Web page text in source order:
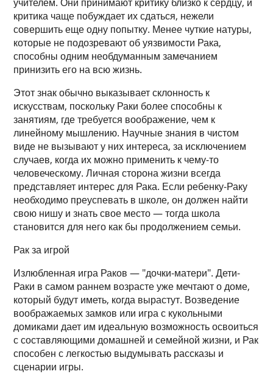
критика чаще побуждает их сдаться, нежели
совершить еще одну попытку. Менее чуткие натуры,
которые не подозревают об уязвимости Рака,
способны одним необдуманным замечанием
принизить его на всю жизнь.
Этот знак обычно выказывает склонность к
искусствам, поскольку Раки более способны к
занятиям, где требуется воображение, чем к
линейному мышлению. Научные знания в чистом
виде не вызывают у них интереса, за исключением
случаев, когда их можно применить к чему-то
человеческому. Личная сторона жизни всегда
представляет интерес для Рака. Если ребенку-Раку
необходимо преуспевать в школе, он должен найти
свою нишу и знать свое место — тогда школа
становится для него как бы продолжением семьи.
Рак за игрой
Излюбленная игра Раков — "дочки-матери". Дети-
Раки в самом раннем возрасте уже мечтают о доме,
который будут иметь, когда вырастут. Возведение
воображаемых замков или игра с кукольными
домиками дает им идеальную возможность освоиться
с составляющими домашней и семейной жизни, и Рак
способен с легкостью выдумывать рассказы и
сценарии игры.